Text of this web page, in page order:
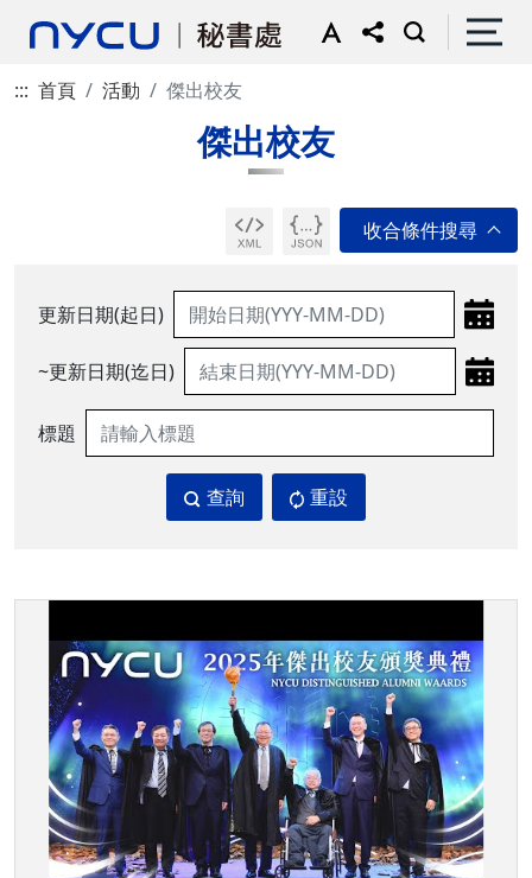
::: 首頁 活動 傑出校友
傑出校友
更新日期(起日)
~更新日期(迄日)
標題
查詢 重設